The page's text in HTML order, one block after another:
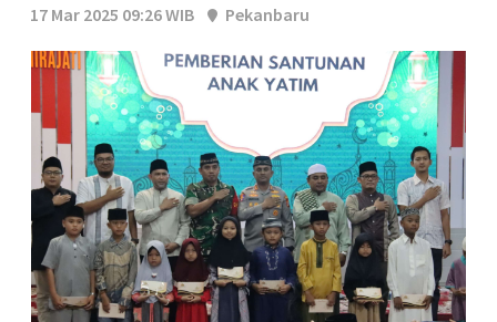
17 Mar 2025 09:26 WIB
Pekanbaru